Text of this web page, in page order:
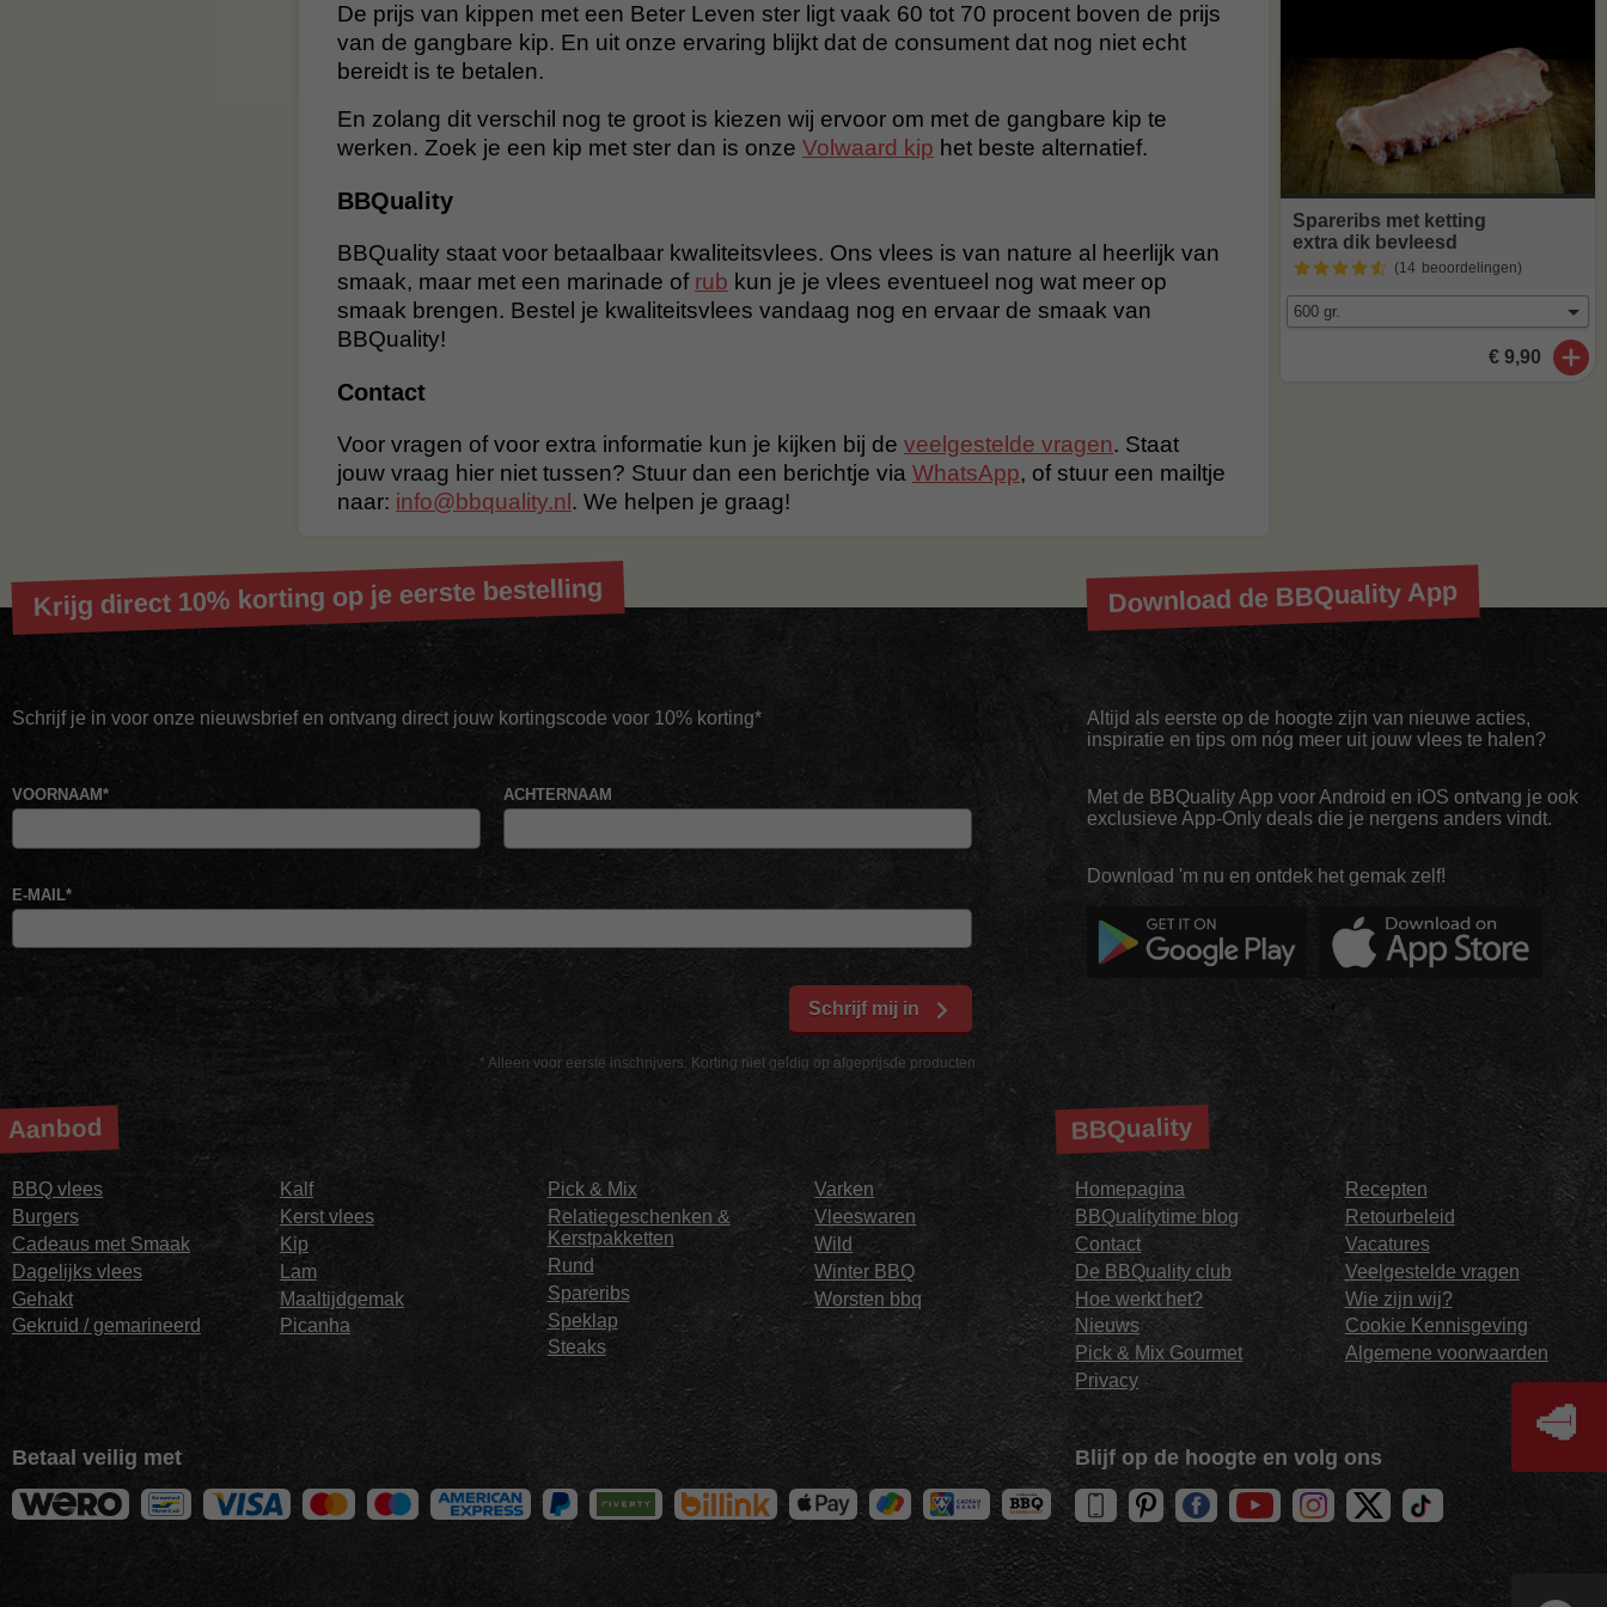
De prijs van kippen met een Beter Leven ster ligt vaak 60 tot 70 procent boven de prijs
van de gangbare kip. En uit onze ervaring blijkt dat de consument dat nog niet echt
bereidt is te betalen.
En zolang dit verschil nog te groot is kiezen wij ervoor om met de gangbare kip te
werken. Zoek je een kip met ster dan is onze Volwaard kip het beste alternatief.
BBQuality
BBQuality staat voor betaalbaar kwaliteitsvlees. Ons vlees is van nature al heerlijk van
smaak, maar met een marinade of rub kun je je vlees eventueel nog wat meer op
smaak brengen. Bestel je kwaliteitsvlees vandaag nog en ervaar de smaak van
BBQuality!
Contact
Voor vragen of voor extra informatie kun je kijken bij de veelgestelde vragen. Staat
jouw vraag hier niet tussen? Stuur dan een berichtje via WhatsApp, of stuur een mailtje
naar: info@bbquality.nl . We helpen je graag!
Spareribs met ketting
extra dik bevleesd
(14 beoordelingen)
€ 9,90
Krijg direct 10% korting op je eerste bestelling
Schrijf je in voor onze nieuwsbrief en ontvang direct jouw kortingscode voor 10% korting*
* Alleen voor eerste inschrijvers. Korting niet geldig op afgeprijsde producten
VOORNAAM* ACHTERNAAM
E-MAIL*
Schrijf mij in
Download de BBQuality App
Altijd als eerste op de hoogte zijn van nieuwe acties,
inspiratie en tips om nóg meer uit jouw vlees te halen?
Met de BBQuality App voor Android en iOS ontvang je ook
exclusieve App-Only deals die je nergens anders vindt.
Download 'm nu en ontdek het gemak zelf!
Aanbod
BBQ vlees
Burgers
Cadeaus met Smaak
Dagelijks vlees
Gehakt
Gekruid / gemarineerd
Kalf
Kerst vlees
Kip
Lam
Maaltijdgemak
Picanha
Pick & Mix
Relatiegeschenken &
Kerstpakketten
Rund
Spareribs
Speklap
Steaks
Varken
Vleeswaren
Wild
Winter BBQ
Worsten bbq
BBQuality
Homepagina
BBQualitytime blog
Contact
De BBQuality club
Hoe werkt het?
Nieuws
Pick & Mix Gourmet
Privacy
Recepten
Retourbeleid
Vacatures
Veelgestelde vragen
Wie zijn wij?
Cookie Kennisgeving
Algemene voorwaarden
Betaal veilig met Blijf op de hoogte en volg ons
🥩